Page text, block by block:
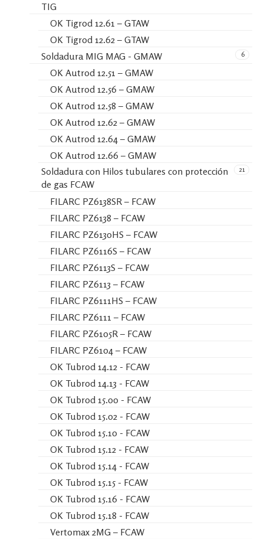
TIG
OK Tigrod 12.61 – GTAW
OK Tigrod 12.62 – GTAW
6
Soldadura MIG MAG - GMAW
OK Autrod 12.51 – GMAW
OK Autrod 12.56 – GMAW
OK Autrod 12.58 – GMAW
OK Autrod 12.62 – GMAW
OK Autrod 12.64 – GMAW
OK Autrod 12.66 – GMAW
21
Soldadura con Hilos tubulares con protección
de gas FCAW
FILARC PZ6138SR – FCAW
FILARC PZ6138 – FCAW
FILARC PZ6130HS – FCAW
FILARC PZ6116S – FCAW
FILARC PZ6113S – FCAW
FILARC PZ6113 – FCAW
FILARC PZ6111HS – FCAW
FILARC PZ6111 – FCAW
FILARC PZ6105R – FCAW
FILARC PZ6104 – FCAW
OK Tubrod 14.12 - FCAW
OK Tubrod 14.13 - FCAW
OK Tubrod 15.00 - FCAW
OK Tubrod 15.02 - FCAW
OK Tubrod 15.10 - FCAW
OK Tubrod 15.12 - FCAW
OK Tubrod 15.14 - FCAW
OK Tubrod 15.15 - FCAW
OK Tubrod 15.16 - FCAW
OK Tubrod 15.18 - FCAW
Vertomax 2MG – FCAW